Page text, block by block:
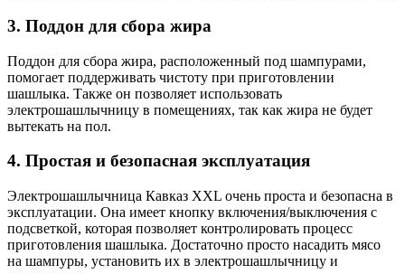
3. Поддон для сбора жира
Поддон для сбора жира, расположенный под шампурами,
помогает поддерживать чистоту при приготовлении
шашлыка. Также он позволяет использовать
электрошашлычницу в помещениях, так как жира не будет
вытекать на пол.
4. Простая и безопасная эксплуатация
Электрошашлычница Кавказ XXL очень проста и безопасна в
эксплуатации. Она имеет кнопку включения/выключения с
подсветкой, которая позволяет контролировать процесс
приготовления шашлыка. Достаточно просто насадить мясо
на шампуры, установить их в электрошашлычницу и